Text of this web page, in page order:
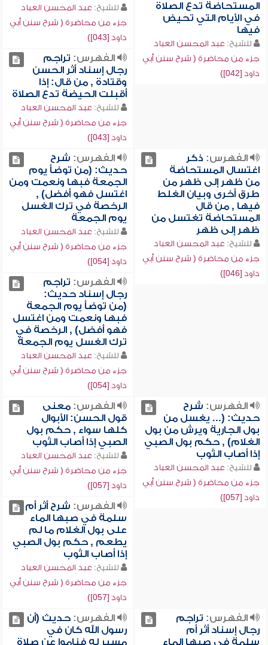
المستحاضة تدع الصلاة
في الأيام التي تحيض
فيها
للشيخ: عبد المحسن العباد
جزء من محاضرة ( شرح سنن أبي
داود [042])
للشيخ: عبد المحسن العباد
جزء من محاضرة ( شرح سنن أبي
داود [043])
الفهرس: تراجم
رجال إسناد أثر الحسن
وقتادة , من قال: إذا
أقبلت الحيضة تدع الصلاة
للشيخ: عبد المحسن العباد
جزء من محاضرة ( شرح سنن أبي
داود [043])
الفهرس: ذكر
اغتسال المستحاضة
من ظهر إلى ظهر من
طرق أخرى وبيان الغلط
فيها , من قال
المستحاضة تغتسل من
ظهر إلى ظهر
للشيخ: عبد المحسن العباد
جزء من محاضرة ( شرح سنن أبي
داود [046])
الفهرس: شرح
حديث: (من توضأ يوم
الجمعة فبها ونعمت ومن
اغتسل فهو أفضل) ,
الرخصة في ترك الغسل
يوم الجمعة
للشيخ: عبد المحسن العباد
جزء من محاضرة ( شرح سنن أبي
داود [054])
الفهرس: تراجم
رجال إسناد حديث:
(من توضأ يوم الجمعة
فبها ونعمت ومن اغتسل
فهو أفضل) , الرخصة في
ترك الغسل يوم الجمعة
للشيخ: عبد المحسن العباد
جزء من محاضرة ( شرح سنن أبي
داود [054])
الفهرس: شرح
حديث: (... يغسل من
بول الجارية ويرش من بول
الغلام) , حكم بول الصبي
إذا أصاب الثوب
للشيخ: عبد المحسن العباد
جزء من محاضرة ( شرح سنن أبي
داود [057])
الفهرس:معنى
قول الحسن: الأبوال
كلها سواء , حكم بول
الصبي إذا أصاب الثوب
للشيخ: عبد المحسن العباد
جزء من محاضرة ( شرح سنن أبي
داود [057])
الفهرس: شرح أثر أم
سلمة في صبها الماء
على بول الغلام ما لم
يطعم , حكم بول الصبي
إذا أصاب الثوب
للشيخ: عبد المحسن العباد
جزء من محاضرة ( شرح سنن أبي
داود [057])
الفهرس: تراجم
رجال إسناد أثر أم
سلمة في صبها الماء
الفهرس:حديث (أن
رسول الله كان في
مسير له فناموا عن صلاة